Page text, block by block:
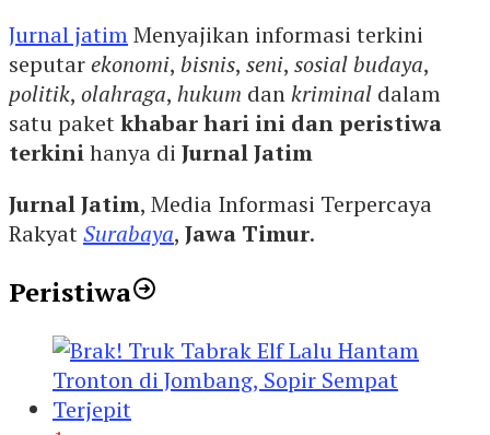
Jurnal jatimMenyajikan informasi terkini
seputarekonomi, bisnis, seni, sosial budaya,
politik, olahraga, hukum dankriminal dalam
satu paketkhabar hari ini dan peristiwa
terkinihanya di Jurnal Jatim
Jurnal Jatim, Media Informasi Terpercaya
RakyatSurabaya, Jawa Timur.
Peristiwa